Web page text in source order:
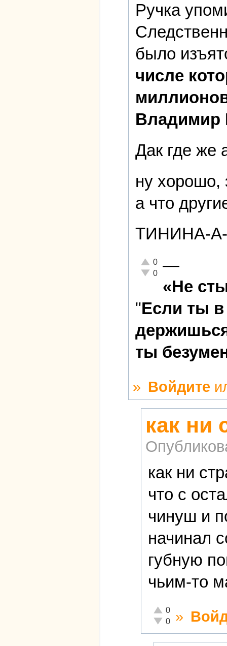
Ручка
было
числе
Владимир
Дак где же
ну хорошо,
а что
ТИНИНА-А-
Отлично!
0
Неадекватно!
0 —
«Не
"Если ты
ты
» Войдите
как ни
как ни
что с
чинуш и
начинал
губную
чьим-то
Отлично!
0
Неадекватно!
0 »